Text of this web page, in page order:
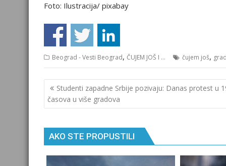
Foto: Ilustracija/ pixabay
Beograd - Vesti Beograd, ČUJEM JOŠ I ... čujem još,
Кретање
чланка
Studenti zapadne Srbije pozivaju: Danas protest u
časova u više gradova
AKO STE PROPUSTILI